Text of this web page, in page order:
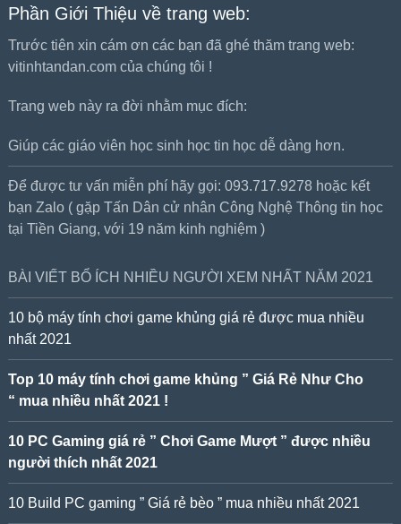
Phần Giới Thiệu về trang web:
Trước tiên xin cám ơn các bạn đã ghé thăm trang web:
vitinhtandan.com của chúng tôi !
Trang web này ra đời nhằm mục đích:
Giúp các giáo viên học sinh học tin học dễ dàng hơn.
Để được tư vấn miễn phí hãy gọi: 093.717.9278 hoặc kết
bạn Zalo ( gặp Tấn Dân cử nhân Công Nghệ Thông tin học
tại Tiền Giang, với 19 năm kinh nghiệm )
BÀI VIẾT BỔ ÍCH NHIỀU NGƯỜI XEM NHẤT NĂM 2021
10 bộ máy tính chơi game khủng giá rẻ được mua nhiều
nhất 2021
Top 10 máy tính chơi game khủng ” Giá Rẻ Như Cho
“ mua nhiều nhất 2021 !
10 PC Gaming giá rẻ ” Chơi Game Mượt ” được nhiều
người thích nhất 2021
10 Build PC gaming ” Giá rẻ bèo ” mua nhiều nhất 2021